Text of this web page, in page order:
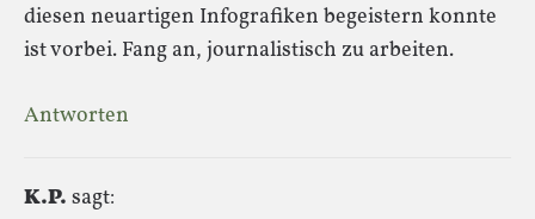
diesen neuartigen Infografiken begeistern konnte
ist vorbei. Fang an, journalistisch zu arbeiten.
Antworten
K.P. sagt: